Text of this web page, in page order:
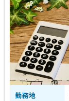
勤務地